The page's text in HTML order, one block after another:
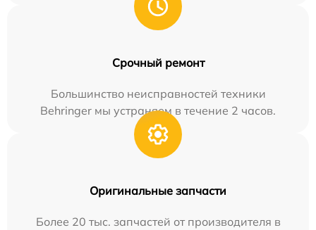
Срочный ремонт
Большинство неисправностей техники
Behringer мы устраняем в течение 2 часов.
Оригинальные запчасти
Более 20 тыс. запчастей от производителя в